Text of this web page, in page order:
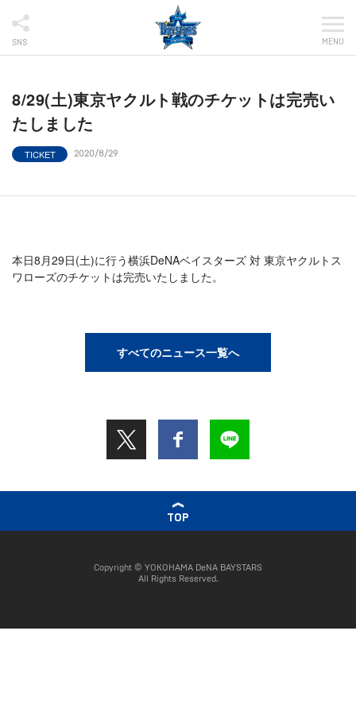
SNS MENU
8/29(土)東京ヤクルト戦のチケットは完売い
たしました
TICKET 2020/8/29
本日8月29日(土)に行う横浜DeNAベイスターズ 対 東京ヤクルトス
ワローズのチケットは完売いたしました。
すべてのニュース一覧へ
TOP
Copyright © YOKOHAMA DeNA BAYSTARS
All Rights Reserved.